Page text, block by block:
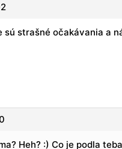
sú strašné očakávania a
Heh? :) Co je podla